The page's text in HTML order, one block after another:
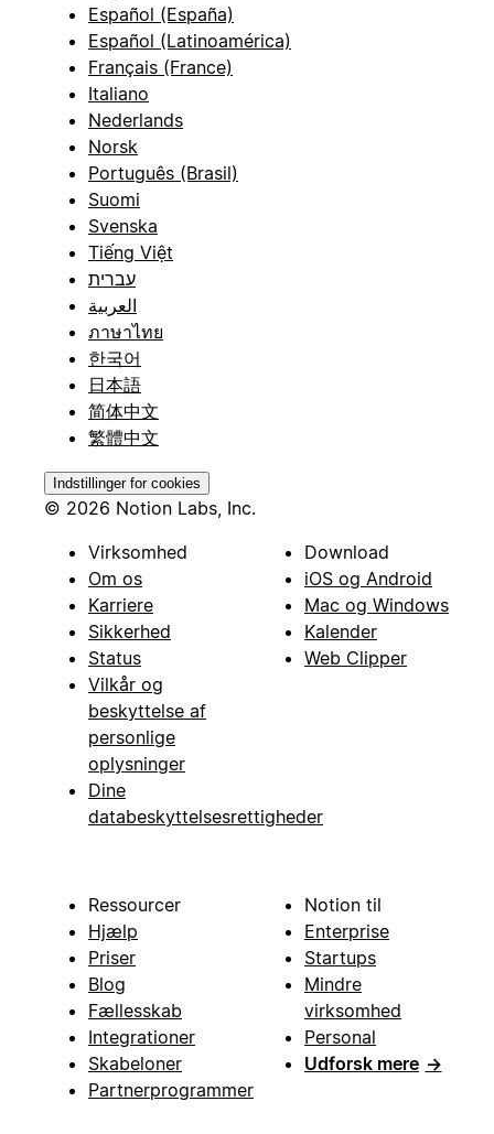
Español (España)
Español (Latinoamérica)
Français (France)
Italiano
Nederlands
Norsk
Português (Brasil)
Suomi
Svenska
Tiếng Việt
עברית
العربية
ภาษาไทย
한국어
日本語
简体中文
繁體中文
Indstillinger for cookies
© 2026 Notion Labs, Inc.
Virksomhed
Om os
Karriere
Sikkerhed
Status
Vilkår og
beskyttelse af
personlige
oplysninger
Dine
databeskyttelsesrettigheder
Download
iOS og Android
Mac og Windows
Kalender
Web Clipper
Ressourcer
Hjælp
Priser
Blog
Fællesskab
Integrationer
Skabeloner
Partnerprogrammer
Notion til
Enterprise
Startups
Mindre
virksomhed
Personal
Udforsk mere →